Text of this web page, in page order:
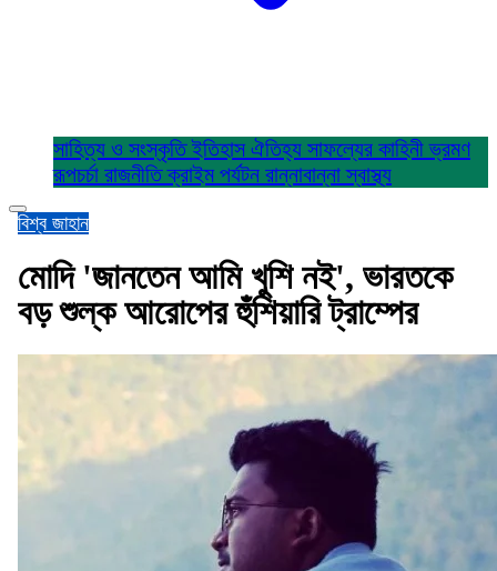
সাহিত্য ও সংস্কৃতিইতিহাস ঐতিহ্য সাফল্যের কাহিনীভ্রমণ
রূপচর্চা রাজনীতিক্রাইম পর্যটন রান্নাবান্নাস্বাস্থ্য
বিশ্ব জাহান
মোদি 'জানতেন আমি খুশি নই', ভারতকে
বড় শুল্ক আরোপের হুঁশিয়ারি ট্রাম্পের